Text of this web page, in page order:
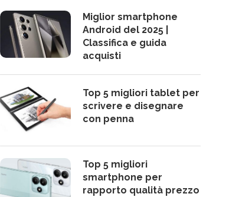
Miglior smartphone
Android del 2025 |
Classifica e guida
acquisti
Top 5 migliori tablet per
scrivere e disegnare
con penna
Top 5 migliori
smartphone per
rapporto qualità prezzo